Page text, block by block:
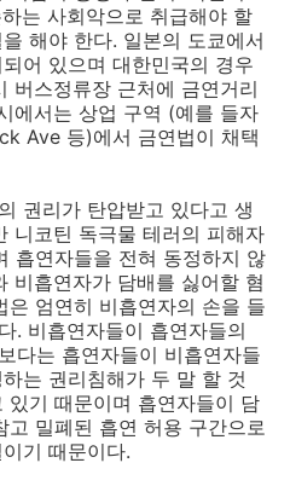
는 사회악으로 취급해야 할
해야 한다. 일본의 도쿄에서
어 있으며 대한민국의 경우
버스정류장 근처에 금연거리
에서는 상업 구역 (예를 들자
Ave 등)에서 금연법이 채택
권리가 탄압받고 있다고 생
니코틴 독극물 테러의 피해자
흡연자들을 전혀 동정하지 않
비흡연자가 담배를 싫어할 혐
은 엄연히 비흡연자의 손을 들
. 비흡연자들이 흡연자들의
다는 흡연자들이 비흡연자들
는 권리침해가 두 말 할 것
있기 때문이며 흡연자들이 담
고 밀폐된 흡연 허용 구간으로
기 때문이다.